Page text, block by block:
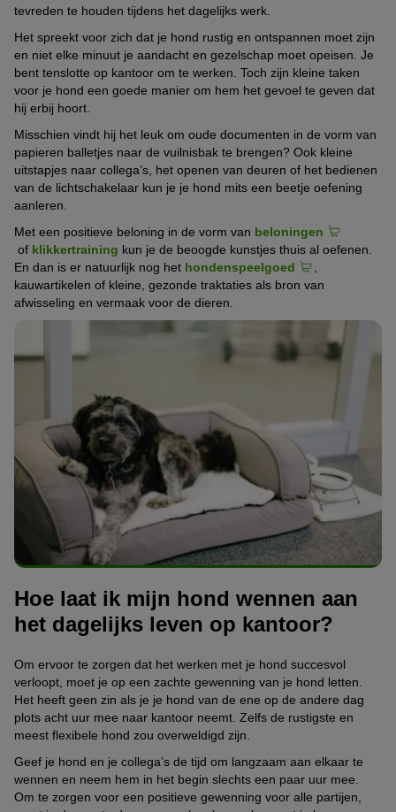
tevreden te houden tijdens het dagelijks werk.
Het spreekt voor zich dat je hond rustig en ontspannen moet zijn
en niet elke minuut je aandacht en gezelschap moet opeisen. Je
bent tenslotte op kantoor om te werken. Toch zijn kleine taken
voor je hond een goede manier om hem het gevoel te geven dat
hij erbij hoort.
Misschien vindt hij het leuk om oude documenten in de vorm van
papieren balletjes naar de vuilnisbak te brengen? Ook kleine
uitstapjes naar collega’s, het openen van deuren of het bedienen
van de lichtschakelaar kun je je hond mits een beetje oefening
aanleren.
Met een positieve beloning in de vorm van beloningen
of klikkertraining kun je de beoogde kunstjes thuis al oefenen.
En dan is er natuurlijk nog het hondenspeelgoed
kauwartikelen of kleine, gezonde traktaties als bron van
afwisseling en vermaak voor de dieren.
Hoe laat ik mijn hond wennen aan
het dagelijks leven op kantoor?
Om ervoor te zorgen dat het werken met je hond succesvol
verloopt, moet je op een zachte gewenning van je hond letten.
Het heeft geen zin als je je hond van de ene op de andere dag
plots acht uur mee naar kantoor neemt. Zelfs de rustigste en
meest flexibele hond zou overweldigd zijn.
Geef je hond en je collega’s de tijd om langzaam aan elkaar te
wennen en neem hem in het begin slechts een paar uur mee.
Om te zorgen voor een positieve gewenning voor alle partijen,